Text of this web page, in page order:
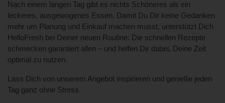
Nach einem langen Tag gibt es nichts Schöneres als ein
leckeres, ausgewogenes Essen. Damit Du Dir keine Gedanken
mehr um Planung und Einkauf machen musst, unterstützt Dich
HelloFresh bei Deiner neuen Routine: Die schnellen Rezepte
schmecken garantiert allen – und helfen Dir dabei, Deine Zeit
optimal zu nutzen.
Lass Dich von unserem Angebot inspirieren und genieße jeden
Tag ganz ohne Stress.